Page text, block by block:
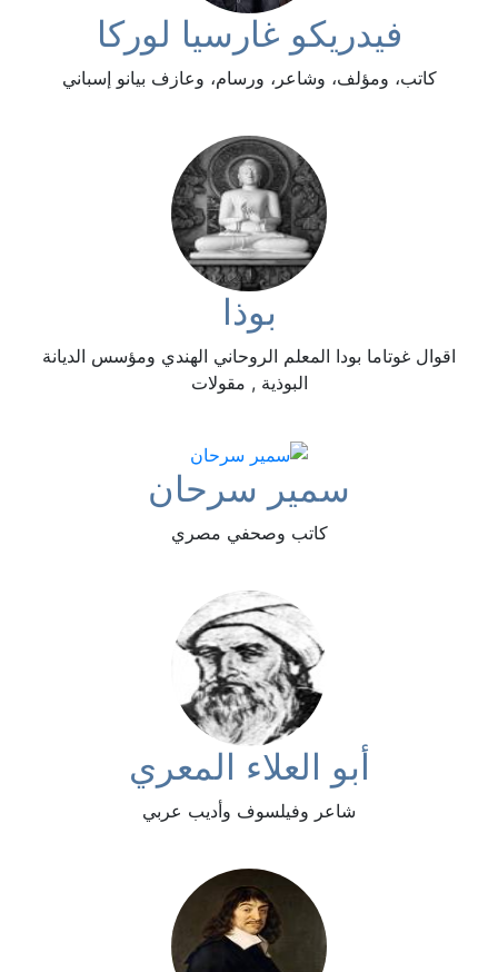
فيدريكو غارسيا لوركا
كاتب، ومؤلف، وشاعر، ورسام، وعازف بيانو إسباني
بوذا
اقوال غوتاما بودا المعلم الروحاني الهندي ومؤسس الديانة
البوذية , مقولات
سمير سرحان
كاتب وصحفي مصري
أبو العلاء المعري
شاعر وفيلسوف وأديب عربي